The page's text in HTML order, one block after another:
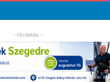
- Hirdetés -